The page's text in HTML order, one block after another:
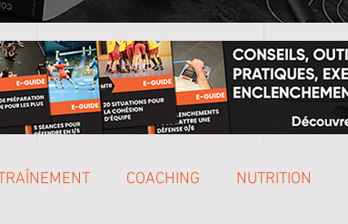
COACHING NUTRITION